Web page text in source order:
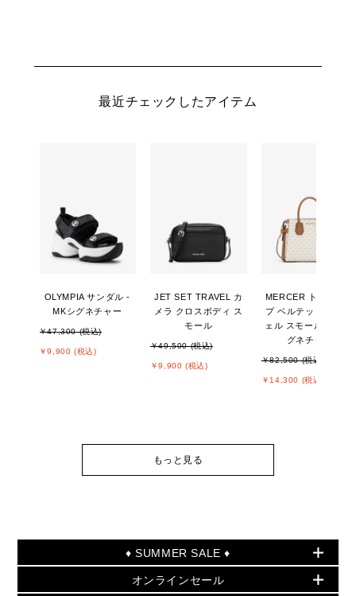
最近チェックしたアイテム
OLYMPIA サンダル -
MKシグネチャー
￥47,300 (税込)
￥9,900 (税込)
JET SET TRAVEL カ
メラ クロスボディ ス
モール
￥49,500 (税込)
￥9,900 (税込)
MERCER トップジッ
プ ベルテッド サッチ
ェル スモール - MKシ
グネチャー
￥82,500 (税込)
￥14,300 (税込)
もっと見る
♦ SUMMER SALE ♦
セールおすすめアイテム
オンラインセール